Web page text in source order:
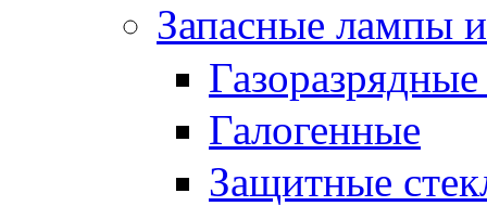
Запасные лампы
Галогенные
Защитные